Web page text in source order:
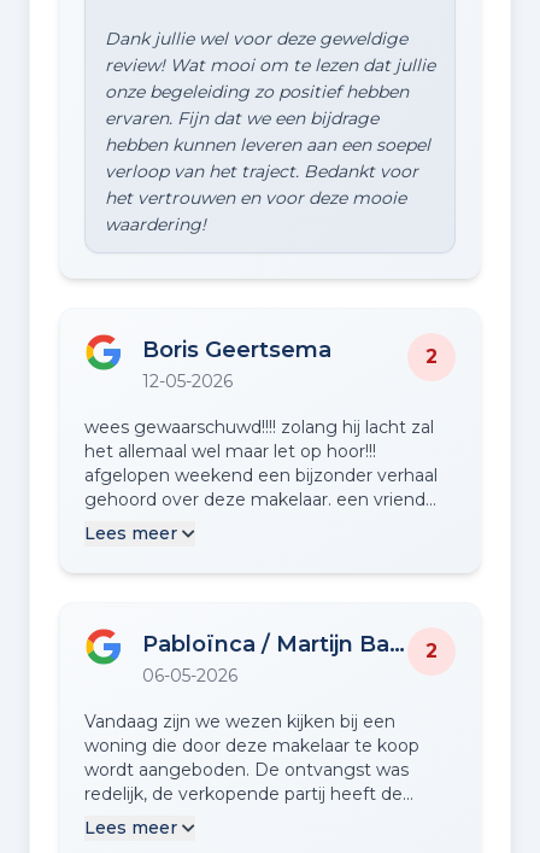
klantvriendelijk is. Dit maakte zowel de
verkoop en aankoop van de woningen als
een nóg fijnere en minder stressvolle
periode. Hartstikke bedankt voor de goede
hulp en adviezen! Zeker vijf sterren waard.
Dank jullie wel voor deze geweldige
review! Wat mooi om te lezen dat jullie
onze begeleiding zo positief hebben
ervaren. Fijn dat we een bijdrage
hebben kunnen leveren aan een soepel
verloop van het traject. Bedankt voor
het vertrouwen en voor deze mooie
Boris Geertsema
12-05-2026
2
wees gewaarschuwd!!!! zolang hij lacht zal
het allemaal wel maar let op hoor!!!
afgelopen weekend een bijzonder verhaal
gehoord over deze makelaar. een vriend
van mij vertelde dat deze makelaar mensen
of een negatieve revieuw verwijderd kan
slechte revieuw omdat je iets gewoon niet
goed doet en dat moet je zien als leerpunt.
revieuw slapeloze nachten gehad heeft,
terwijl er pas 1 nacht tussen zat. met ander
woorden; deze makelaar probeert altijd
mensen te manipuleren om negatieve
te zien. en daar liegd hij ook nog bij.
Lees meer
Pabloïnca / Martijn Bannanahammock
06-05-2026
2
Vandaag zijn we wezen kijken bij een
woning die door deze makelaar te koop
wordt aangeboden. De ontvangst was
redelijk, de verkopende partij heeft de
zaken goed voorbereid en is zelfs nog in
Lees meer